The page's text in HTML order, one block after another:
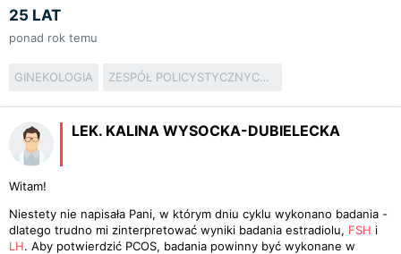
25 LAT
ponad rok temu
GINEKOLOGIA ZESPÓŁ POLICYSTYCZNYCH JAJNIKÓW
LEK. KALINA WYSOCKA-DUBIELECKA
Witam!
Niestety nie napisała Pani, w którym dniu cyklu wykonano badania -
dlatego trudno mi zinterpretować wyniki badania estradiolu, FSH i
LH. Aby potwierdzić PCOS, badania powinny być wykonane w